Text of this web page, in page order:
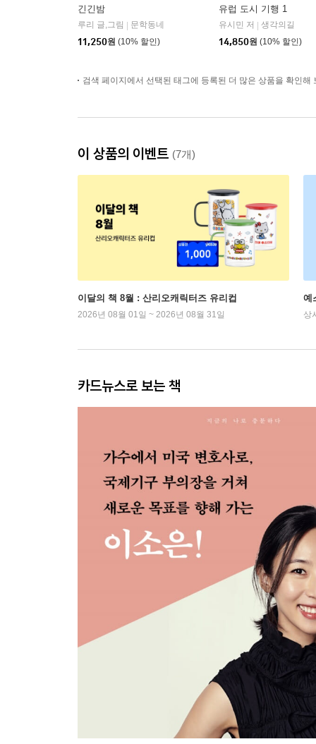
긴긴밤
루리 글,그림
문학동네
11,250원 (10% 할인)
유럽 도시 기행 1
유시민 저
생각의길
14,850원 (10% 할인)
검색 페이지에서 선택된 태그에 등록된 더 많은 상품을 확인해
이 상품의 이벤트 (7개)
이달의 책 8월 : 산리오캐릭터즈 유리컵
2026년 08월 01일 ~ 2026년 08월 31일
예
상
카드뉴스로 보는 책